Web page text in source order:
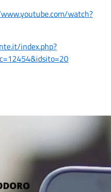
watch?
index.php?